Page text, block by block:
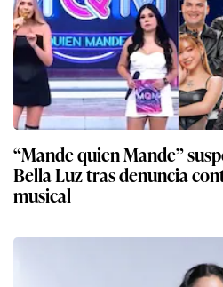
“Mande quien Mande”
Bella Luz tras denuncia
musical